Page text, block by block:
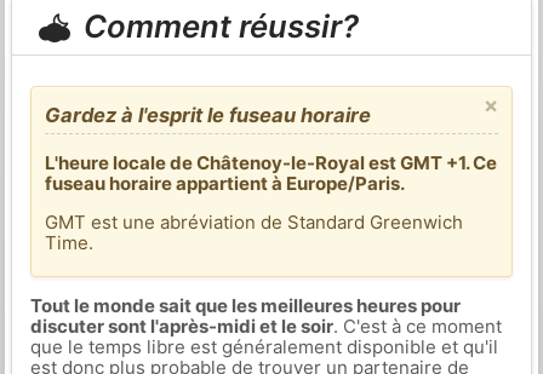
Comment réussir?
×
Gardez à l'esprit le fuseau horaire
L'heure locale de Châtenoy-le-Royal est GMT +1. Ce
fuseau horaire appartient à Europe/Paris.
GMT est une abréviation de Standard Greenwich
Time.
Tout le monde sait que les meilleures heures pour
discuter sont l'après-midi et le soir. C'est à ce moment
que le temps libre est généralement disponible et qu'il
est donc plus probable de trouver un partenaire de